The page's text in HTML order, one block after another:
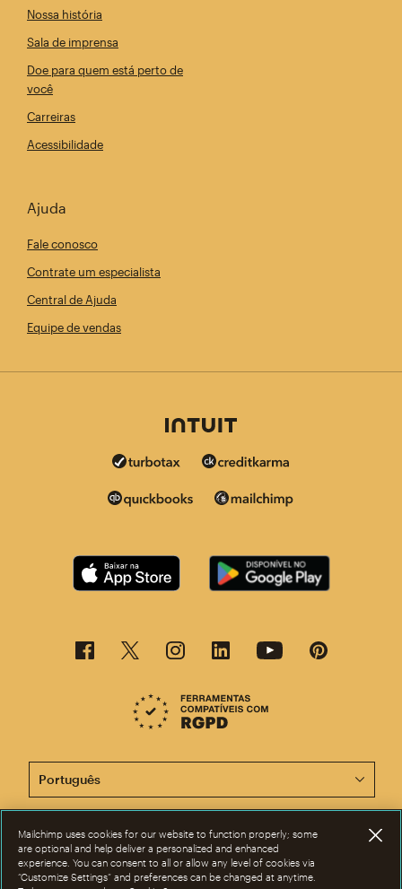
Nossa história
Sala de imprensa
Doe para quem está perto de
você
Carreiras
Acessibilidade
Ajuda
Fale conosco
Contrate um especialista
Central de Ajuda
Equipe de vendas
Agora, esta página está disponível em outros idiomas.
©2001-2026 Todos os direitos reservados. Mailchimp® é marca registrada
da The Rocket Science Group. Apple e o logotipo da Apple são marcas
registadas da Apple Inc. Mac App Store é marca de serviços da Apple Inc.
Mailchimp uses cookies for our website to function properly; some
are optional and help deliver a personalized and enhanced
experience. You can consent to all or allow any level of cookies via
“Customize Settings” and preferences can be changed at anytime.